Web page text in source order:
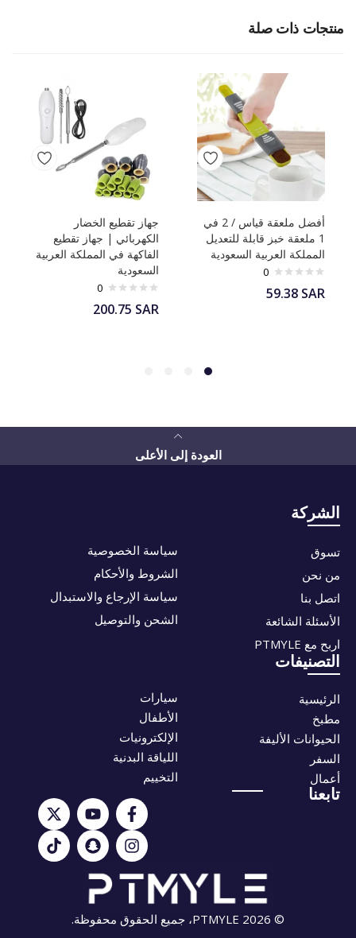
منتجات ذات صلة
أفضل ملعقة قياس / 2 في
1 ملعقة خبز قابلة للتعديل
المملكة العربية السعودية
0
59.38 SAR
جهاز تقطيع الخضار
الكهربائي | جهاز تقطيع
الفاكهة في المملكة العربية
السعودية
0
200.75 SAR
العودة إلى الأعلى
الشركة
تسوق
من نحن
اتصل بنا
الأسئلة الشائعة
اربح مع PTMYLE
سياسة الخصوصية
الشروط والأحكام
سياسة الإرجاع والاستبدال
الشحن والتوصيل
التصنيفات
الرئيسية
مطبخ
الحيوانات الأليفة
السفر
أعمال
سيارات
الأطفال
الإلكترونيات
اللياقة البدنية
التخييم
تابعنا
© 2026 PTMYLE، جميع الحقوق محفوظة.